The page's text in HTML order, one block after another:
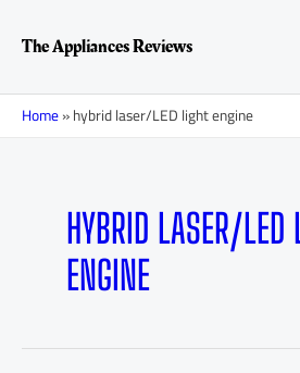
содержимому
The Appliances Reviews
Home»hybrid laser/LED light engine
HYBRID LASER/LED
ENGINE